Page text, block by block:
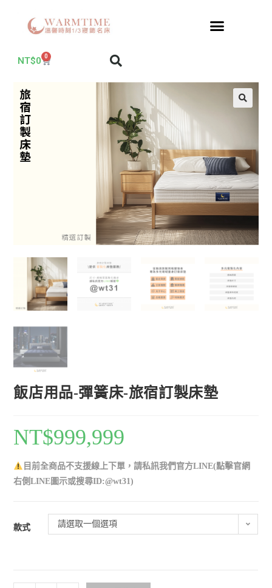
NT$0 0
飯店用品-彈簧床-旅宿訂製床墊
NT$999,999
目前全商品不支援線上下單，請私訊我們官方LINE(點擊官網
右側LINE圖示或搜尋ID:@wt31)
款式 請選取一個選項